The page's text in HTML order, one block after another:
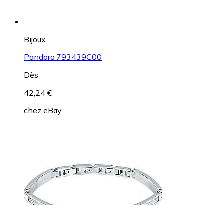
Bijoux
Pandora 793439C00
Dès
42,24 €
chez eBay